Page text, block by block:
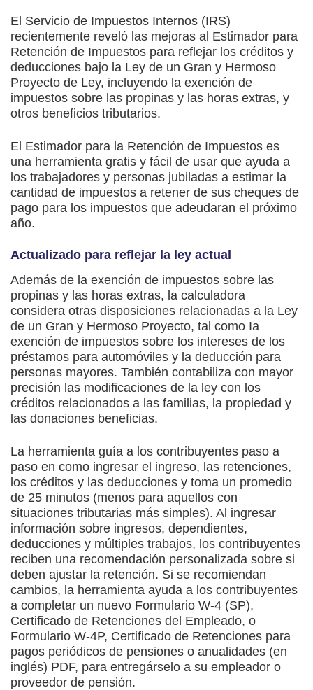
El Servicio de Impuestos Internos (IRS)
recientemente reveló las mejoras al Estimador para
Retención de Impuestos para reflejar los créditos y
deducciones bajo la Ley de un Gran y Hermoso
Proyecto de Ley, incluyendo la exención de
impuestos sobre las propinas y las horas extras, y
otros beneficios tributarios.
El Estimador para la Retención de Impuestos es
una herramienta gratis y fácil de usar que ayuda a
los trabajadores y personas jubiladas a estimar la
cantidad de impuestos a retener de sus cheques de
pago para los impuestos que adeudaran el próximo
año.
Actualizado para reflejar la ley actual
Además de la exención de impuestos sobre las
propinas y las horas extras, la calculadora
considera otras disposiciones relacionadas a la Ley
de un Gran y Hermoso Proyecto, tal como Ia
exención de impuestos sobre los intereses de los
préstamos para automóviles y la deducción para
personas mayores. También contabiliza con mayor
precisión las modificaciones de la ley con los
créditos relacionados a las familias, la propiedad y
las donaciones beneficias.
La herramienta guía a los contribuyentes paso a
paso en como ingresar el ingreso, las retenciones,
los créditos y las deducciones y toma un promedio
de 25 minutos (menos para aquellos con
situaciones tributarias más simples). Al ingresar
información sobre ingresos, dependientes,
deducciones y múltiples trabajos, los contribuyentes
reciben una recomendación personalizada sobre si
deben ajustar la retención. Si se recomiendan
cambios, la herramienta ayuda a los contribuyentes
a completar un nuevo Formulario W-4 (SP),
Certificado de Retenciones del Empleado, o
Formulario W-4P, Certificado de Retenciones para
pagos periódicos de pensiones o anualidades (en
inglés) PDF, para entregárselo a su empleador o
proveedor de pensión.